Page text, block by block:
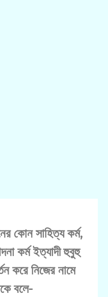
কোন সাহিত্য কর্ম,
কর্ম ইত্যাদী হুবুহু
করে নিজের নামে
বলে-